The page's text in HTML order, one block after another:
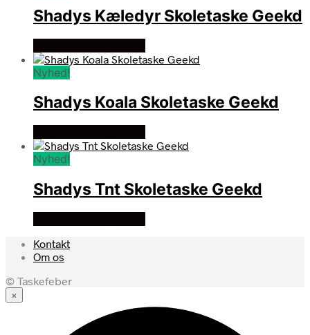
Shadys Kæledyr Skoletaske Geekd
Nyhed!
Shadys Koala Skoletaske Geekd
Nyhed!
Shadys Tnt Skoletaske Geekd
Kontakt
Om os
© Taskefeber
×